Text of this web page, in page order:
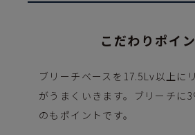
こだわりポイ
ブリーチベースを17.5Lv以上に
がうまくいきます。ブリーチに
のもポイントです。